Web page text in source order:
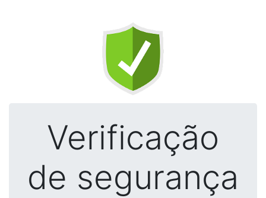
Verificação
de segurança